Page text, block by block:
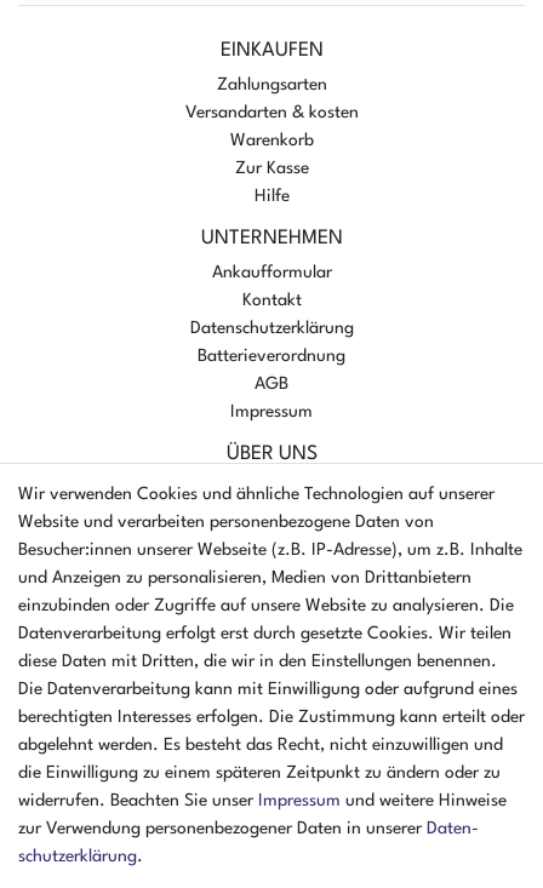
EINKAUFEN
Zahlungsarten
Versandarten & kosten
Warenkorb
Zur Kasse
Hilfe
UNTERNEHMEN
Ankaufformular
Kontakt
Datenschutzerklärung
Batterieverordnung
AGB
Impressum
ÜBER UNS
AMIKON GMBH
Einsteinstr. 8a
46325 Borken
Deutschland
Öffnungszeiten Montag - Donnerstag
07:30 - 16:00 Uhr
Öffnungszeiten Freitag
07:30 - 15:00 Uhr
ZAHLUNGSARTEN
Wir verwenden Cookies und ähnliche Technologien auf unserer
Website und verarbeiten personenbezogene Daten von
Besucher:innen unserer Webseite (z.B. IP-Adresse), um z.B. Inhalte
und Anzeigen zu personalisieren, Medien von Drittanbietern
einzubinden oder Zugriffe auf unsere Website zu analysieren. Die
Datenverarbeitung erfolgt erst durch gesetzte Cookies. Wir teilen
diese Daten mit Dritten, die wir in den Einstellungen benennen.
Die Datenverarbeitung kann mit Einwilligung oder aufgrund eines
berechtigten Interesses erfolgen. Die Zustimmung kann erteilt oder
abgelehnt werden. Es besteht das Recht, nicht einzuwilligen und
die Einwilligung zu einem späteren Zeitpunkt zu ändern oder zu
widerrufen. Beachten Sie unser Impressum und weitere Hinweise
zur Verwendung personenbezogener Daten in unserer Daten­
schutz­erklärung.